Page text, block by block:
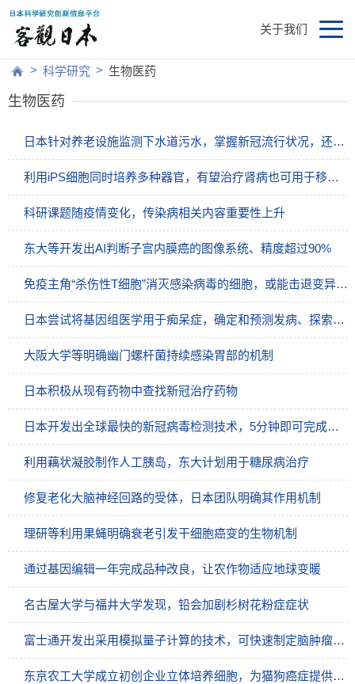
关于我们
> 科学研究 > 生物医药
生物医药
日本针对养老设施监测下水道污水，掌握新冠流行状况，还可排查变异病毒
利用iPS细胞同时培养多种器官，有望治疗肾病也可用于移植和新药开发
科研课题随疫情变化，传染病相关内容重要性上升
东大等开发出AI判断子宫内膜癌的图像系统、精度超过90%
免疫主角“杀伤性T细胞”消灭感染病毒的细胞，或能击退变异病毒
日本尝试将基因组医学用于痴呆症，确定和预测发病、探索治疗药物
大阪大学等明确幽门螺杆菌持续感染胃部的机制
日本积极从现有药物中查找新冠治疗药物
日本开发出全球最快的新冠病毒检测技术，5分钟即可完成检测
利用藕状凝胶制作人工胰岛，东大计划用于糖尿病治疗
修复老化大脑神经回路的受体，日本团队明确其作用机制
理研等利用果蝇明确衰老引发干细胞癌变的生物机制
通过基因编辑一年完成品种改良，让农作物适应地球变暖
名古屋大学与福井大学发现，铅会加剧杉树花粉症症状
富士通开发出采用模拟量子计算的技术，可快速制定脑肿瘤治疗方案
东京农工大学成立初创企业立体培养细胞，为猫狗癌症提供治疗支援